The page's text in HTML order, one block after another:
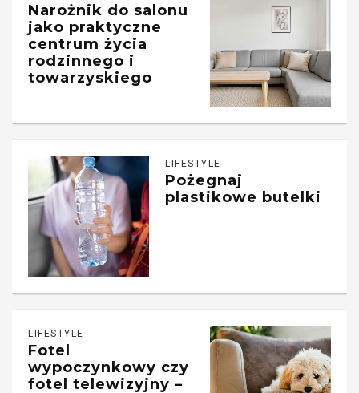
Narożnik do salonu
jako praktyczne
centrum życia
rodzinnego i
towarzyskiego
LIFESTYLE
Pożegnaj
plastikowe butelki
LIFESTYLE
Fotel
wypoczynkowy czy
fotel telewizyjny –